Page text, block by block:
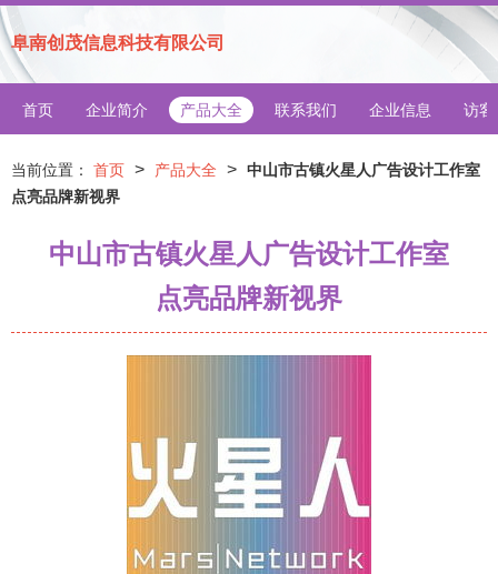
阜南创茂信息科技有限公司
首页 企业简介 产品大全 联系我们 企业信息 访客
当前位置： 首页 > 产品大全 > 中山市古镇火星人广告设计工作室
点亮品牌新视界
中山市古镇火星人广告设计工作室
点亮品牌新视界